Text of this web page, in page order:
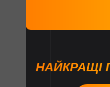
НАЙКРАЩІ